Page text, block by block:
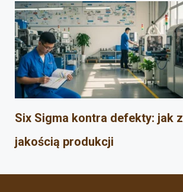
Six Sigma kontra defekty: jak
jakością produkcji